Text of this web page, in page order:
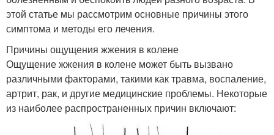
этой статье мы рассмотрим основные причины этого
симптома и методы его лечения.
Причины ощущения жжения в колене
Ощущение жжения в колене может быть вызвано
различными факторами, такими как травма, воспаление,
артрит, рак, и другие медицинские проблемы. Некоторые
из наиболее распространенных причин включают: